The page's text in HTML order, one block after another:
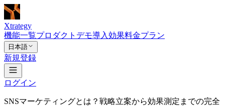
Xtrategy
機能一覧プロダクトデモ導入効果料金プラン
日本語
新規登録
ログイン
SNSマーケティングとは？戦略立案から効果測定までの完全